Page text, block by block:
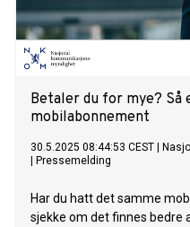
Betaler du for mye?
mobilabonnement
30.5.2025 08:44:53 CEST
Pressemelding
Har du hatt det samme
sjekke om det finnes bedre